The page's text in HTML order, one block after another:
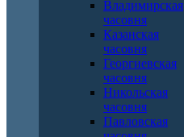
Владимирская
часовня
Казанская
часовня
Георгиевская
часовня
Никольская
часовня
Павловская